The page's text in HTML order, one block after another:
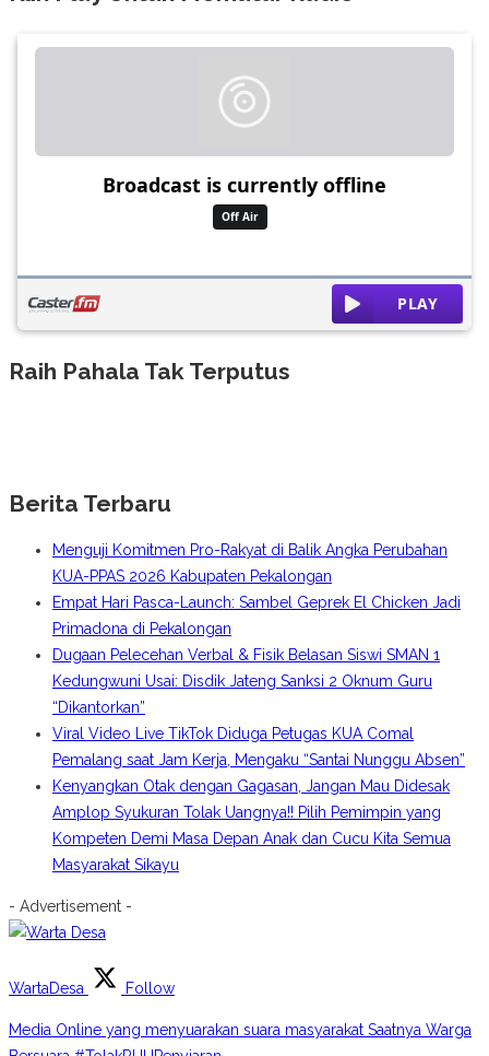
Raih Pahala Tak Terputus
Berita Terbaru
Menguji Komitmen Pro-Rakyat di Balik Angka Perubahan
KUA-PPAS 2026 Kabupaten Pekalongan
Empat Hari Pasca-Launch: Sambel Geprek El Chicken Jadi
Primadona di Pekalongan
Dugaan Pelecehan Verbal & Fisik Belasan Siswi SMAN 1
Kedungwuni Usai: Disdik Jateng Sanksi 2 Oknum Guru
“Dikantorkan”
Viral Video Live TikTok Diduga Petugas KUA Comal
Pemalang saat Jam Kerja, Mengaku “Santai Nunggu Absen”
Kenyangkan Otak dengan Gagasan, Jangan Mau Didesak
Amplop Syukuran Tolak Uangnya!! Pilih Pemimpin yang
Kompeten Demi Masa Depan Anak dan Cucu Kita Semua
Masyarakat Sikayu
- Advertisement -
WartaDesa Follow
Media Online yang menyuarakan suara masyarakat Saatnya Warga